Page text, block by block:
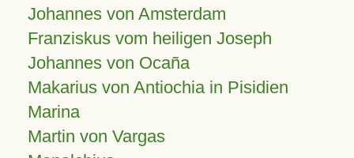
Johannes von Amsterdam
Franziskus vom heiligen Joseph
Johannes von Ocaña
Makarius von Antiochia in Pisidien
Marina
Martin von Vargas